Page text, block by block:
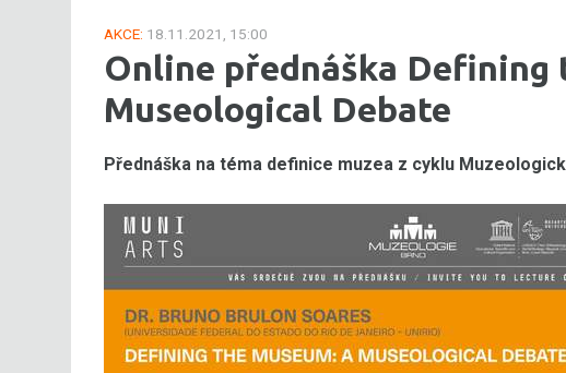
AKCE: 18.11.2021, 15:00
Online přednáška Defining
Museological Debate
Přednáška na téma definice muzea z cyklu